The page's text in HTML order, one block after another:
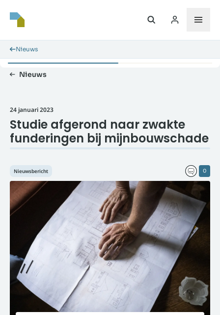
Nieuws
Nieuws
24 januari 2023
Studie afgerond naar zwakte
funderingen bij mijnbouwschade
0
Nieuwsbericht